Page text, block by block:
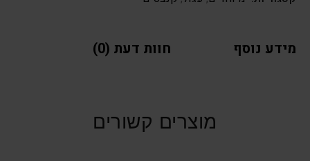
מידע נוסף חוות דעת (0)
מוצרים קשורים